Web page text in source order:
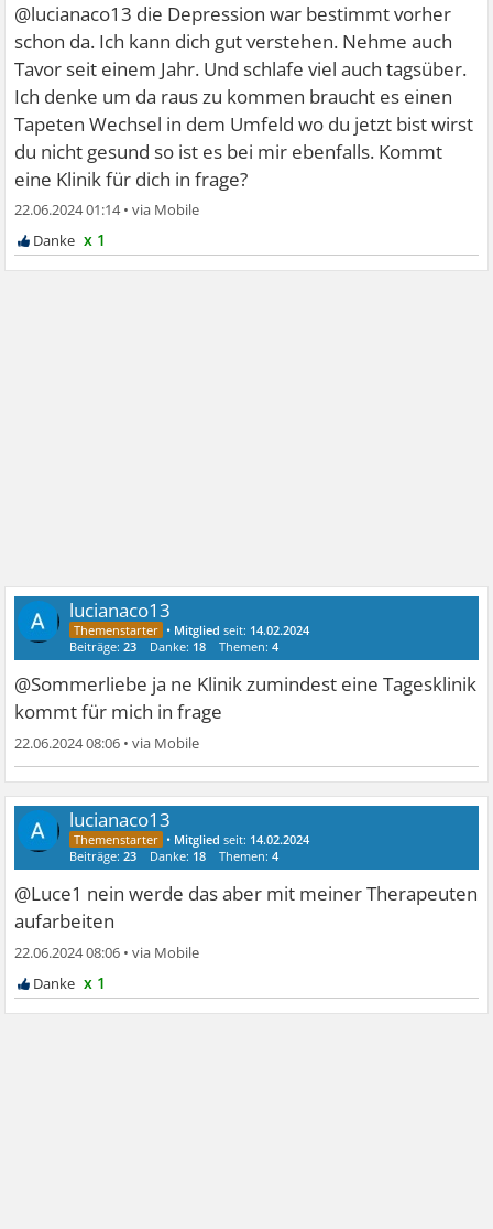
@lucianaco13 die Depression war bestimmt vorher
schon da. Ich kann dich gut verstehen. Nehme auch
Tavor seit einem Jahr. Und schlafe viel auch tagsüber.
Ich denke um da raus zu kommen braucht es einen
Tapeten Wechsel in dem Umfeld wo du jetzt bist wirst
du nicht gesund so ist es bei mir ebenfalls. Kommt
eine Klinik für dich in frage?
22.06.2024 01:14•
x 1
lucianaco13
• Mitglied seit: 14.02.2024
Beiträge:23 Danke: 18 Themen:4
@Sommerliebe ja ne Klinik zumindest eine Tagesklinik
kommt für mich in frage
22.06.2024 08:06 •
lucianaco13
• Mitglied seit: 14.02.2024
Beiträge:23 Danke: 18 Themen:4
@Luce1 nein werde das aber mit meiner Therapeuten
aufarbeiten
22.06.2024 08:06 •
x 1